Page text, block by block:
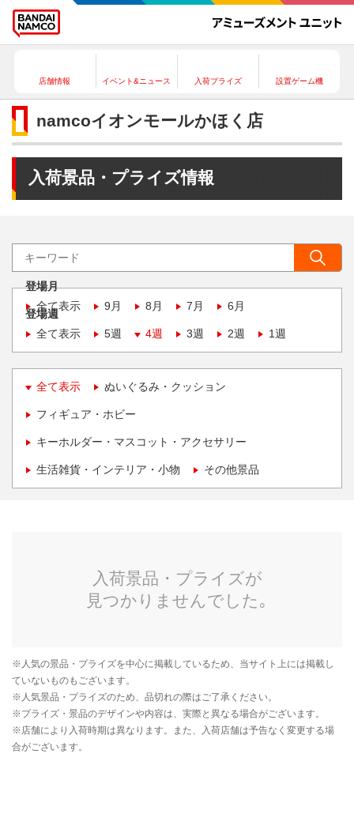
店舗情報 イベント&ニュース 入荷プライズ 設置ゲーム機
namcoイオンモールかほく店
入荷景品・プライズ情報
登場月
全て表示
9月 8月 7月 6月
登場週
全て表示
5週 4週 3週 2週 1週
全て表示 ぬいぐるみ・クッション
フィギュア・ホビー
キーホルダー・マスコット・アクセサリー
生活雑貨・インテリア・小物 その他景品